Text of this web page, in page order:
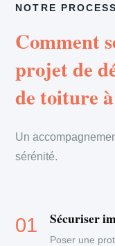
NOTRE
Comment
projet de
de toiture
Un
sérénité.
Sécuriser
Poser une